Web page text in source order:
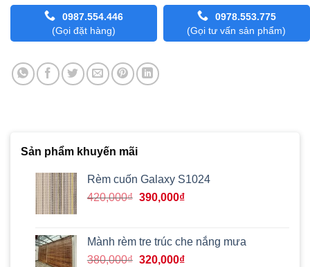
0987.554.446
(Gọi đặt hàng)
0978.553.775
(Gọi tư vấn sản phẩm)
Sản phẩm khuyến mãi
Rèm cuốn Galaxy S1024
420,000₫ Giá
420,000₫.
390,000₫Giá
là:
390,000₫.
Mành rèm tre trúc che nắng mưa
380,000₫ Giá
320,000₫Giá